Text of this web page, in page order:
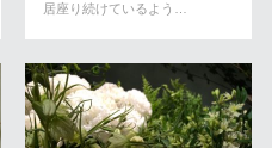
居座り続けているよう…